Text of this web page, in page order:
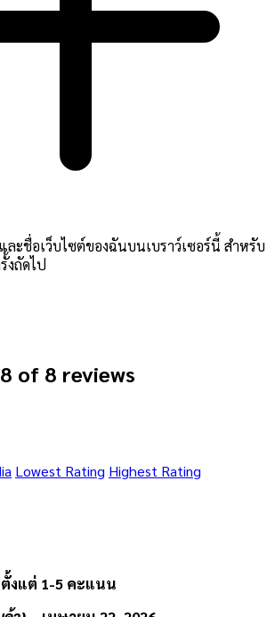
ะชื่อเว็บไซต์ของฉันบนเบราว์เซอร์นี้ สำหรับ
งถัดไป
of 8 reviews
Lowest Rating Highest Rating
ตั้งแต่ 1-5 คะแนน